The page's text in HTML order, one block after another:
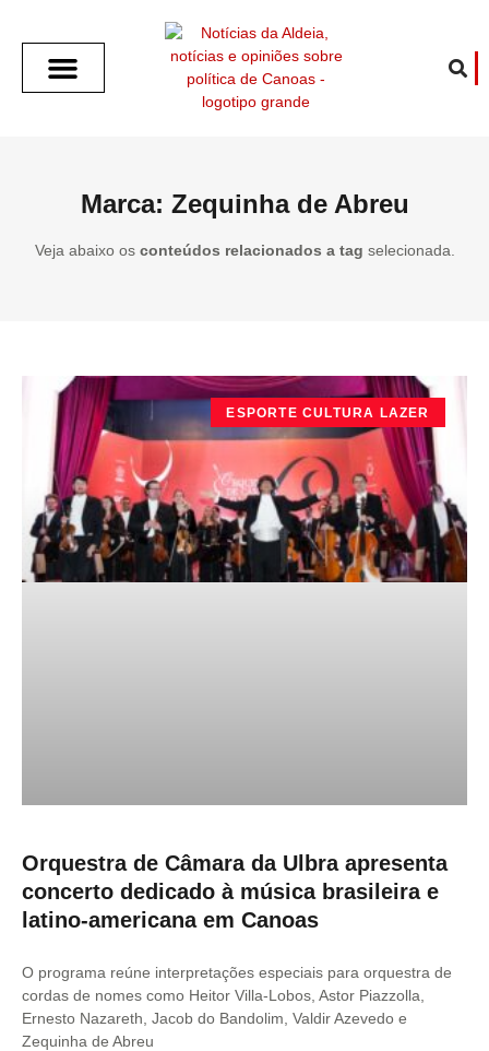
Marca: Zequinha de Abreu
Veja abaixo os conteúdos relacionados a tag selecionada.
ESPORTE CULTURA LAZER
Orquestra de Câmara da Ulbra apresenta
concerto dedicado à música brasileira e
latino-americana em Canoas
O programa reúne interpretações especiais para orquestra de
cordas de nomes como Heitor Villa-Lobos, Astor Piazzolla,
Ernesto Nazareth, Jacob do Bandolim, Valdir Azevedo e
Zequinha de Abreu